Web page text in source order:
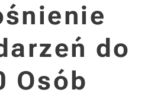
do
Osób